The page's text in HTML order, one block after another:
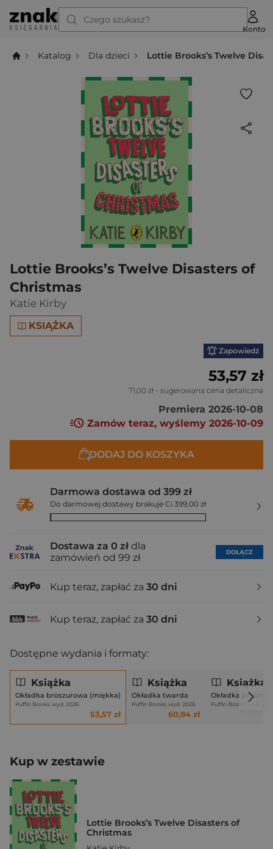
Czego szukasz?
Konto
Katalog Dla dzieci Lottie Brooks’s Twelve
Lottie Brooks’s Twelve Disasters of
Christmas
Katie Kirby
KSIĄŻKA
Zapowiedź
53,57 zł
71,00 zł - sugerowana cena detaliczna
Premiera 2026-10-08
Zamów teraz, wyślemy 2026-10-09
DODAJ DO KOSZYKA
Darmowa dostawa od 399 zł
Do darmowej dostawy brakuje Ci 399,00 zł
Dostawa za 0 zł dla
zamówień od 99 zł
DOŁĄCZ
Kup teraz, zapłać za 30 dni
Kup teraz, zapłać za 30 dni
Dostępne wydania i formaty:
Książka
Okładka broszurowa (miękka)
Puffin Books, wyd. 2026
53,57 zł
Książka
Okładka twarda
Puffin Books, wyd. 2026
60,94 zł
Książka
Okładka
Puffin Books, wyd.
Kup w zestawie
Lottie Brooks’s Twelve Disasters of
Christmas